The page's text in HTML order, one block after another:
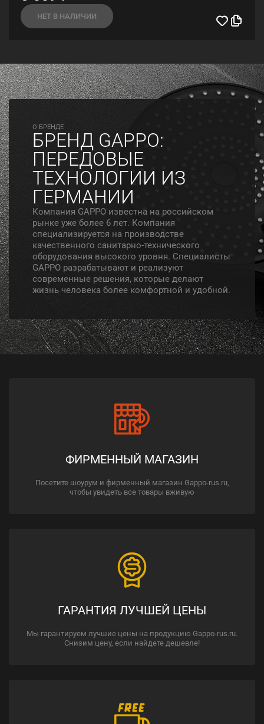
НЕТ В НАЛИЧИИ
O БРЕНДЕ
БРЕНД GAPPO:
ПЕРЕДОВЫЕ
ТЕХНОЛОГИИ ИЗ
ГЕРМАНИИ
Компания GAPPO известна на российском
рынке уже более 6 лет. Компания
специализируется на производстве
качественного санитарно-технического
оборудования высокого уровня. Специалисты
GAPPO разрабатывают и реализуют
современные решения, которые делают
жизнь человека более комфортной и удобной.
ФИРМЕННЫЙ МАГАЗИН
Посетите шоурум и фирменный магазин Gappo-rus.ru,
чтобы увидеть все товары вживую
ГАРАНТИЯ ЛУЧШЕЙ ЦЕНЫ
Мы гарантируем лучшие цены на продукцию Gappo-rus.ru.
Снизим цену, если найдете дешевле!